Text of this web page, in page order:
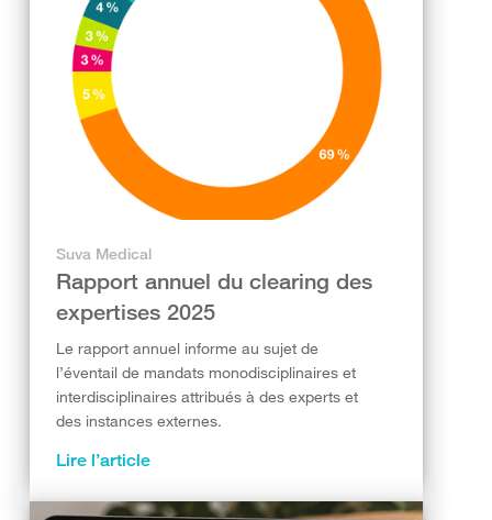
Suva Medical
Rapport annuel du clearing des
expertises 2025
Le rapport annuel informe au sujet de
l’éventail de mandats monodisciplinaires et
interdisciplinaires attribués à des experts et
des instances externes.
Lire l’article